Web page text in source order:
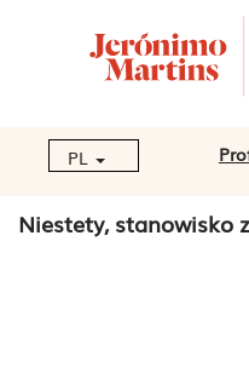
PL
Niestety, stanowisko